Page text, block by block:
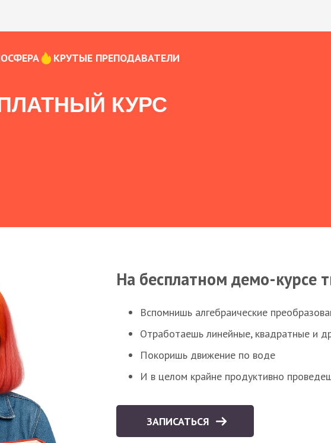
КРУТЫЕ ПРЕПОДАВАТЕЛИ
КУРС
На бесплатном демо-курсе
Вспомнишь алгебраические
Отработаешь линейные, квадратные и
Покоришь движение по воде
И в целом крайне продуктивно
ЗАПИСАТЬСЯ